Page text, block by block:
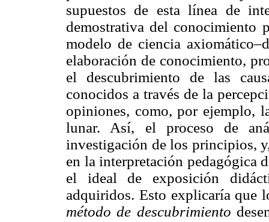
supuestos de esta línea de
demostrativa del conocimiento
modelo de ciencia
elaboración de conocimiento,
el descubrimiento de las
conocidos a través de la
opiniones, como, por ejemplo,
lunar. Así, el proceso de
investigación de los principios,
en la interpretación pedagógica
el ideal de exposición
adquiridos. Esto explicaría que
método de descubrimiento